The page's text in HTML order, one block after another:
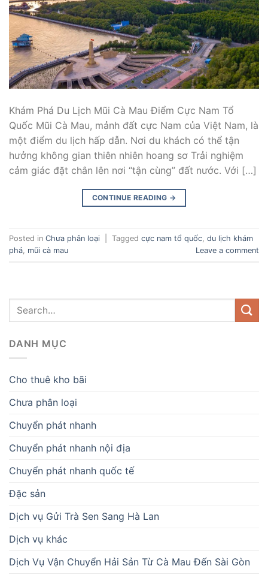
Khám Phá Du Lịch Mũi Cà Mau Điểm Cực Nam Tổ
Quốc Mũi Cà Mau, mảnh đất cực Nam của Việt Nam, là
một điểm du lịch hấp dẫn. Nơi du khách có thể tận
hưởng không gian thiên nhiên hoang sơ Trải nghiệm
cảm giác đặt chân lên nơi “tận cùng” đất nước. Với […]
CONTINUE READING →
Posted in Chưa phân loại Tagged cực nam tổ quốc du lịch khám
phá mũi cà mau Leave a comment
DANH MỤC
Cho thuê kho bãi
Chưa phân loại
Chuyển phát nhanh
Chuyển phát nhanh nội địa
Chuyển phát nhanh quốc tế
Đặc sản
Dịch vụ Gửi Trà Sen Sang Hà Lan
Dịch vụ khác
Dịch Vụ Vận Chuyển Hải Sản Từ Cà Mau Đến Sài Gòn